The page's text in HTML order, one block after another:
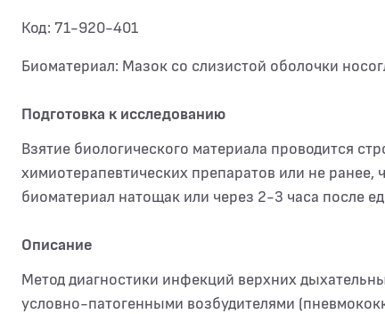
Код: 71-920-401
Биоматериал: Мазок со слизистой оболочки
Подготовка к исследованию
Взятие биологического материала проводится
химиотерапевтических препаратов или не
биоматериал натощак или через 2-3 часа после
Описание
Метод диагностики инфекций верхних
условно-патогенными возбудителями